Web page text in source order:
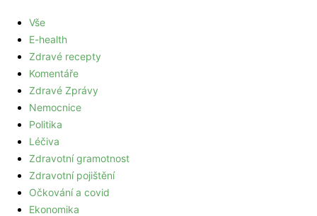
Vše
E-health
Zdravé recepty
Komentáře
Zdravé Zprávy
Nemocnice
Politika
Léčiva
Zdravotní gramotnost
Zdravotní pojištění
Očkování a covid
Ekonomika